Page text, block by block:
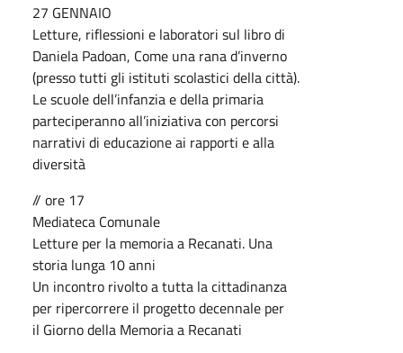
27 GENNAIO
Letture, riflessioni e laboratori sul libro di
Daniela Padoan, Come una rana d’inverno
(presso tutti gli istituti scolastici della città).
Le scuole dell’infanzia e della primaria
parteciperanno all’iniziativa con percorsi
narrativi di educazione ai rapporti e alla
diversità
// ore 17
Mediateca Comunale
Letture per la memoria a Recanati. Una
storia lunga 10 anni
Un incontro rivolto a tutta la cittadinanza
per ripercorrere il progetto decennale per
il Giorno della Memoria a Recanati